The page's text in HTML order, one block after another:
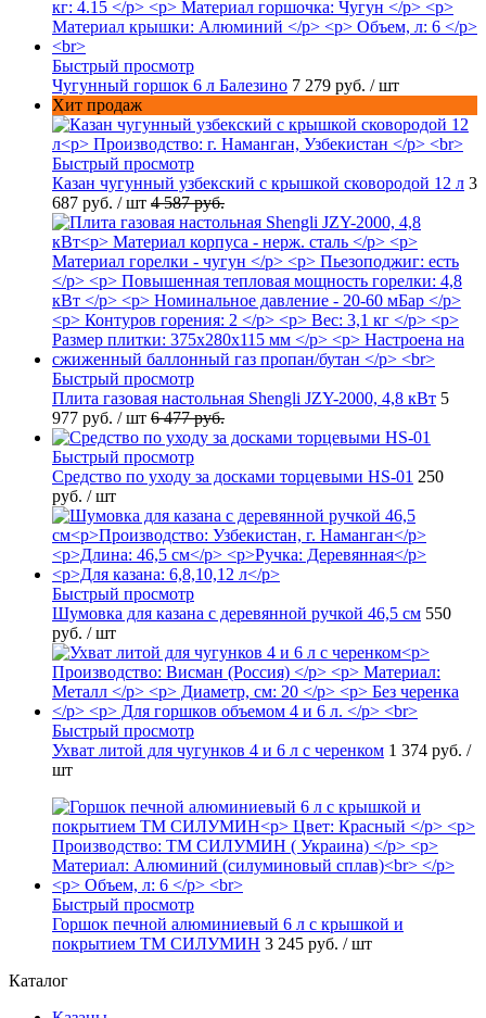
Быстрый просмотр
Чугунный горшок 6 л Балезино 7 279 руб. / шт
Хит продаж
Быстрый просмотр
Казан чугунный узбекский с крышкой сковородой 12 л 3
687 руб. / шт 4 587 руб.
Быстрый просмотр
Плита газовая настольная Shengli JZY-2000, 4,8 кВт 5
977 руб. / шт 6 477 руб.
Быстрый просмотр
Средство по уходу за досками торцевыми HS-01 250
руб. / шт
Быстрый просмотр
Шумовка для казана с деревянной ручкой 46,5 см 550
руб. / шт
Быстрый просмотр
Ухват литой для чугунков 4 и 6 л с черенком 1 374 руб. /
шт
Быстрый просмотр
Горшок печной алюминиевый 6 л с крышкой и
покрытием ТМ СИЛУМИН 3 245 руб. / шт
Каталог